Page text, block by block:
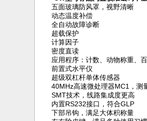
五面玻璃防风罩，视野清晰
动态温度补偿
全自动故障诊断
超载保护
计算因子
密度直读
应用程序：计数、动物称重、
前置式水平仪
超级双杠杆单体传感器
40MHz高速微处理器MC1，测
SMT技术，线路集成度更高
内置RS232接口，符合GLP
下部吊钩，满足大体积称量